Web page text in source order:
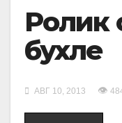
Ролик
бухле
АВГ 10, 2013 👁